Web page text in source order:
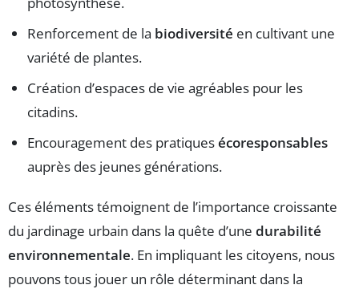
Renforcement de la biodiversité en cultivant une
variété de plantes.
Création d’espaces de vie agréables pour les
citadins.
Encouragement des pratiquesécoresponsables
auprès des jeunes générations.
Ces éléments témoignent de l’importance croissante
du jardinage urbain dans la quête d’une durabilité
environnementale. En impliquant les citoyens, nous
pouvons tous jouer un rôle déterminant dans la